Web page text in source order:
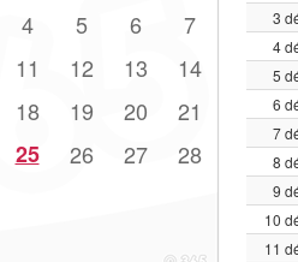
4 5 6 7
11 12 13 14
18 19 20 21
25 26 27 28
3
4
5
6
7
8
9
10
11